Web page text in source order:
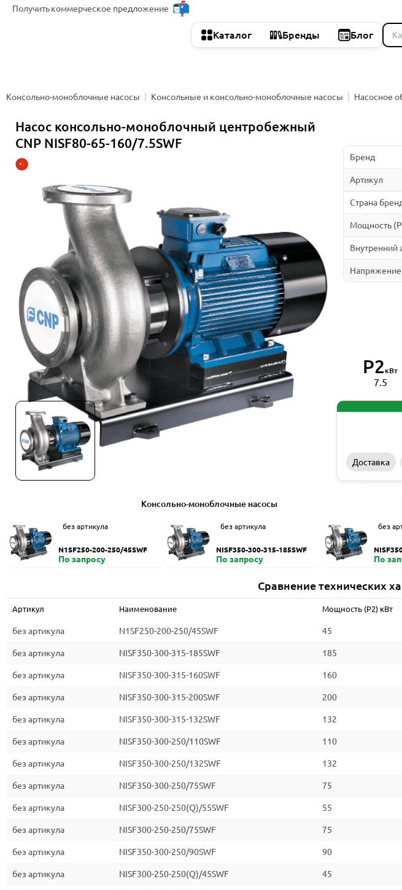
Получитькоммерческое предложение
Каталог Бренды Блог
Консольно-моноблочные насосы Консольные и консольно-моноблочные насосы Насосное
Насос консольно-моноблочный центробежный
CNP NISF80-65-160/7.5SWF
Бренд
Артикул
Страна
Мощность
Внутренний
P2кВт
7.5
Доставка
Консольно-моноблочные насосы
без артикула
N1SF250-200-250/45SWF
По запросу
без артикула
NISF350-300-315-185SWF
По запросу
без
По
Сравнение технических
Артикул Наименование Мощность (P2) кВт
без артикула N1SF250-200-250/45SWF 45
без артикула NISF350-300-315-185SWF 185
без артикула NISF350-300-315-160SWF 160
без артикула NISF350-300-315-200SWF 200
без артикула NISF350-300-315-132SWF 132
без артикула NISF350-300-250/110SWF 110
без артикула NISF350-300-250/132SWF 132
без артикула NISF350-300-250/75SWF 75
без артикула NISF300-250-250(Q)/55SWF 55
без артикула NISF300-250-250/75SWF 75
без артикула NISF350-300-250/90SWF 90
без артикула NISF300-250-250(Q)/45SWF 45